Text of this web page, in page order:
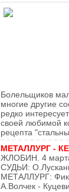
Болельщиков
многие другие
редко
своей любимой
рецепта
МЕТАЛЛУРГ -
ЖЛОБИН. 4
СУДЬИ:
МЕТАЛЛУРГ:
А.Волчек -